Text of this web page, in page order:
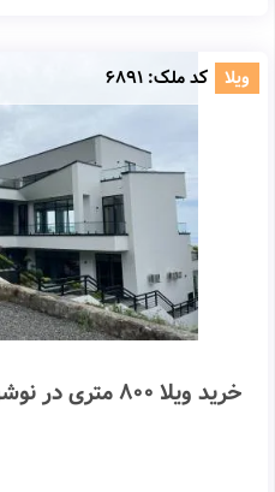
ویلا کد ملک: 6891
خرید ویلا 800 متری در نوشهر